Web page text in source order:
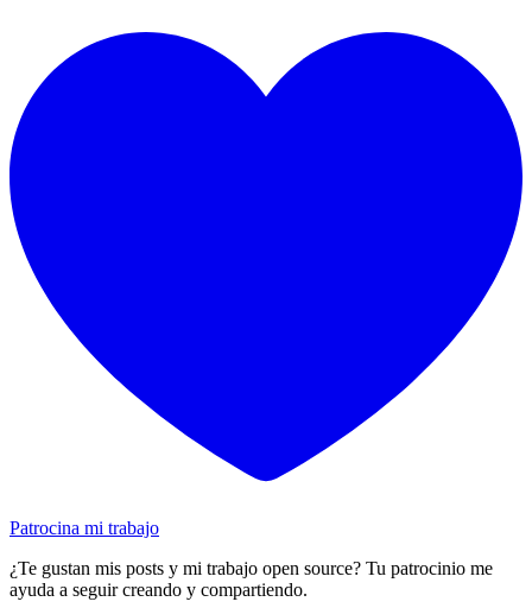
Patrocina mi trabajo
¿Te gustan mis posts y mi trabajo open source? Tu patrocinio me
ayuda a seguir creando y compartiendo.